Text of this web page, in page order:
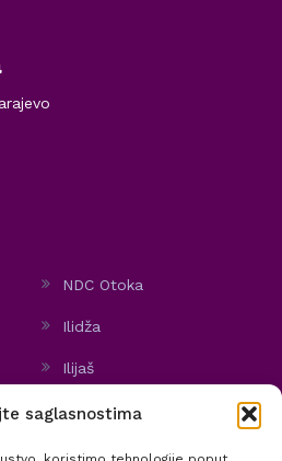
saglasnostima
NDC Otoka
Ilidža
Ilijaš
Stari Grad